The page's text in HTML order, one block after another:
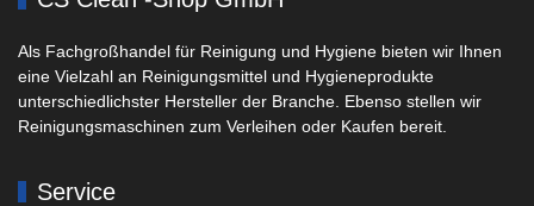
Als Fachgroßhandel für Reinigung und Hygiene bieten wir Ihnen
eine Vielzahl an Reinigungsmittel und Hygieneprodukte
unterschiedlichster Hersteller der Branche. Ebenso stellen wir
Reinigungsmaschinen zum Verleihen oder Kaufen bereit.
Service